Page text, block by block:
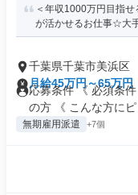
＜年収1000万円目指
が活かせるお仕事☆大
千葉県千葉市美浜区
月給45万円～65万円
応募条件 《 必須条
の方 《 こんな方にピ
無期雇用派遣 +7個